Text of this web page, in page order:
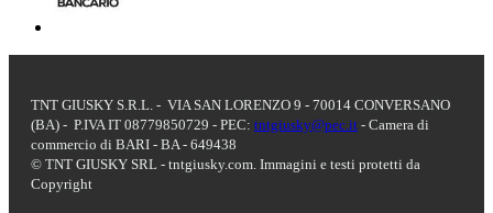
TNT GIUSKY S.R.L. - VIA SAN LORENZO 9 - 70014 CONVERSANO
(BA) - P.IVA IT 08779850729 - PEC: tntgiusky@pec.it - Camera di
commercio di BARI - BA - 649438
© TNT GIUSKY SRL - tntgiusky.com. Immagini e testi protetti da
Copyright